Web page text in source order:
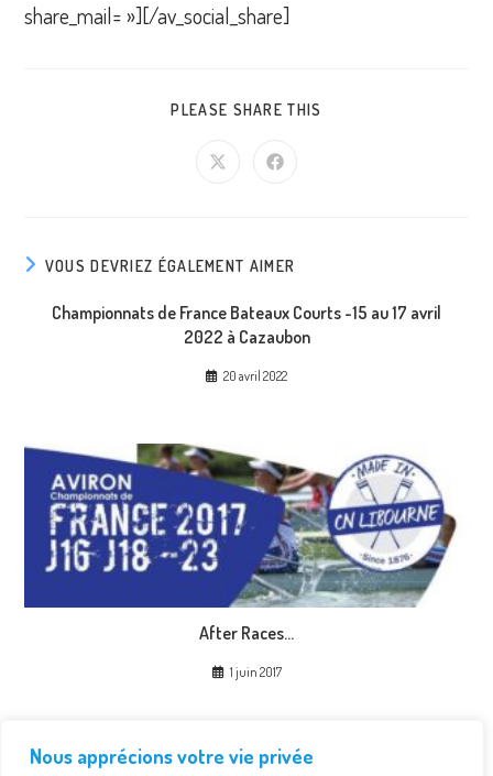
Nous apprécions votre vie privée
share_mail= »][/av_social_share]
PLEASE SHARE THIS
Ouvrir
Ouvrir
VOUS DEVRIEZ ÉGALEMENT AIMER
Championnats de France Bateaux Courts -15 au 17 avril
2022 à Cazaubon
20 avril 2022
After Races…
1 juin 2017
20 avril 2022